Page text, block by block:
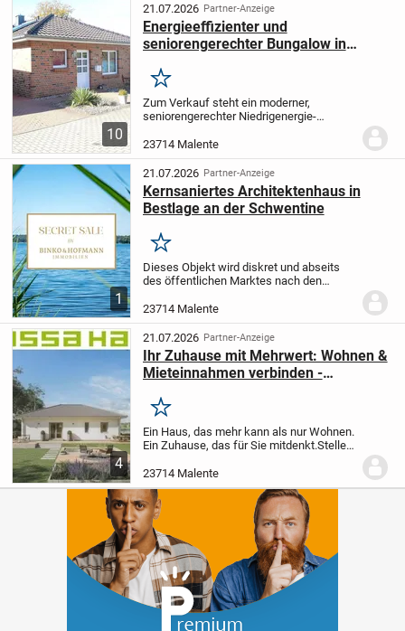
10
21.07.2026 Partner-Anzeige
Energieeffizienter und
seniorengerechter Bungalow in
Merken
Zum Verkauf steht ein moderner,
seniorengerechter Niedrigenergie-
und zugleich naturnaher Lage von Bad
Malente-Gremsmühlen.Die 2012
errichtete Immobilie...
23714 Malente
1
21.07.2026 Partner-Anzeige
Kernsaniertes Architektenhaus in
Bestlage an der Schwentine
Merken
Dieses Objekt wird diskret und abseits
des öffentlichen Marktes nach den
Detaillierte Informationen und Bilder der
Immobilie sind nicht öffentlich
zugänglich,...
23714 Malente
4
21.07.2026 Partner-Anzeige
Ihr Zuhause mit Mehrwert: Wohnen &
Mieteinnahmen verbinden -
Grundstück
Merken
Ein Haus, das mehr kann als nur Wohnen.
Ein Zuhause, das für Sie mitdenkt.Stellen
einer Ebene - und gleichzeitig eröffnet
Ihnen Ihr Zuhause neue Möglichkeiten...
23714 Malente